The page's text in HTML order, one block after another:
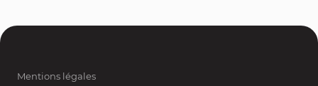
Mentions légales